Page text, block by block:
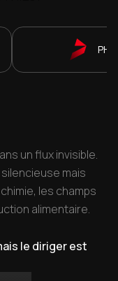
un flux invisible.
mais
les champs
alimentaire.
le diriger est